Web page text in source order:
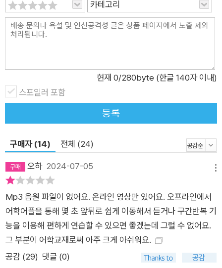
가 들어가는 것 같은 사소한 변화에도 맥락에 따라 뉘앙스가 어떻
게 달라질 수 있는지를 쉬운 우리말로 명확하게 짚어준다. 이런
민 갔다가 초등학교 6학년 때 귀국해 낯선 환경에서 새로운 언어
를 배우느라 성장기 내내 힘든 시간을 보냈기 때문이다. 그래서
해석 하나에도 실제 쓰이는 맥락과 뉘앙스에 가장 근접한 우리말
로 알려주려는 그만의 섬세한 배려가 느껴진다. 이런 빨모쌤 설명
새 분명한 내 것이 되는 순간을 만나게 된다. 내 일상을 영어로 말
하게 닿아 있어서 배우고 싶고 활용하고 싶은 표현들을 알려준다
는 점이다. 선택한 주제 표현이나 예문들을 보고 있으면 어떻게
이런 것까지 가르칠 생각을 했는지 감탄사가 절로 나온다는 게 구
독자들의 반응이다. 이 책에는 다음과 같은 표현들이 소개된다.
We lost almost two weeks’ worth of work 거의 2주 치의
작업량을 날렸어요 I know it’s not my fault, but there’s still a
part of me that feels guilty. 내 탓이 아니라는 것은 알지만, 그
카테고리
현재 0/280byte (한글 140자 이내)
스포일러 포함
등록
구매자 (14) 전체 (24)
오하2024-07-05
Mp3 음원 파일이 없어요. 온라인 영상만 있어요. 오프라인에서
어학어플을 통해 몇 초 앞뒤로 쉽게 이동해서 듣거나 구간반복 기
능을 이용해 편하게 연습할 수 있으면 좋겠는데 그럴 수 없어요.
그 부분이 어학교재로써 아주 크게 아쉬워요.
공감 (29) 댓글 (0)